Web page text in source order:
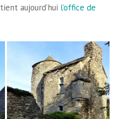
aujourd’hui l’office de